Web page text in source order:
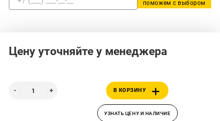
поможем с выбором
Цену уточняйте у менеджера
В КОРЗИНУ
УЗНАТЬ ЦЕНУ И НАЛИЧИЕ